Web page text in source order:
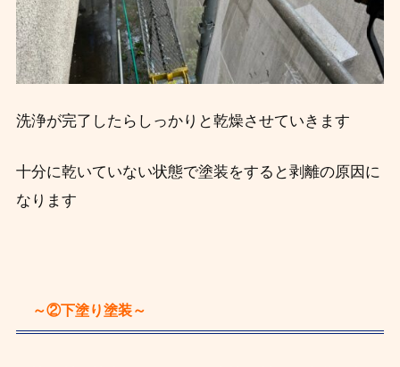
洗浄が完了したらしっかりと乾燥させていきます
十分に乾いていない状態で塗装をすると剥離の原因に
なります
～②下塗り塗装～